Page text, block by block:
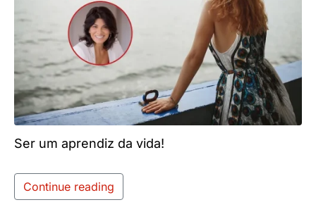
Ser um aprendiz da vida!
Continue reading